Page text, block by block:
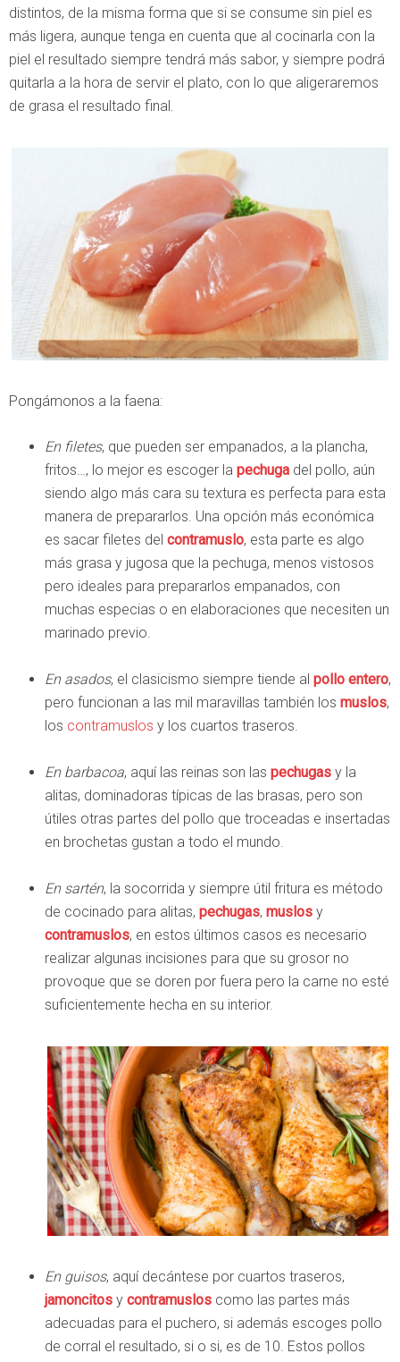
distintos, de la misma forma que si se consume sin piel es
más ligera, aunque tenga en cuenta que al cocinarla con la
piel el resultado siempre tendrá más sabor, y siempre podrá
quitarla a la hora de servir el plato, con lo que aligeraremos
de grasa el resultado final.
Pongámonos a la faena:
En filetes, que pueden ser empanados, a la plancha,
fritos…, lo mejor es escoger la pechuga del pollo, aún
siendo algo más cara su textura es perfecta para esta
manera de prepararlos. Una opción más económica
es sacar filetes del contramuslo, esta parte es algo
más grasa y jugosa que la pechuga, menos vistosos
pero ideales para prepararlos empanados, con
muchas especias o en elaboraciones que necesiten un
marinado previo.
En asados, el clasicismo siempre tiende al pollo entero,
pero funcionan a las mil maravillas también los muslos,
los contramuslos y los cuartos traseros.
En barbacoa, aquí las reinas son las pechugas y la
alitas, dominadoras típicas de las brasas, pero son
útiles otras partes del pollo que troceadas e insertadas
en brochetas gustan a todo el mundo.
En sartén, la socorrida y siempre útil fritura es método
de cocinado para alitas, pechugas, muslos y
contramuslos, en estos últimos casos es necesario
realizar algunas incisiones para que su grosor no
provoque que se doren por fuera pero la carne no esté
suficientemente hecha en su interior.
En guisos, aquí decántese por cuartos traseros,
jamoncitos y contramuslos como las partes más
adecuadas para el puchero, si además escoges pollo
de corral el resultado, si o si, es de 10. Estos pollos